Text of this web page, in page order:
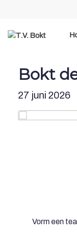
Bokt
27 juni 2026
Vorm een